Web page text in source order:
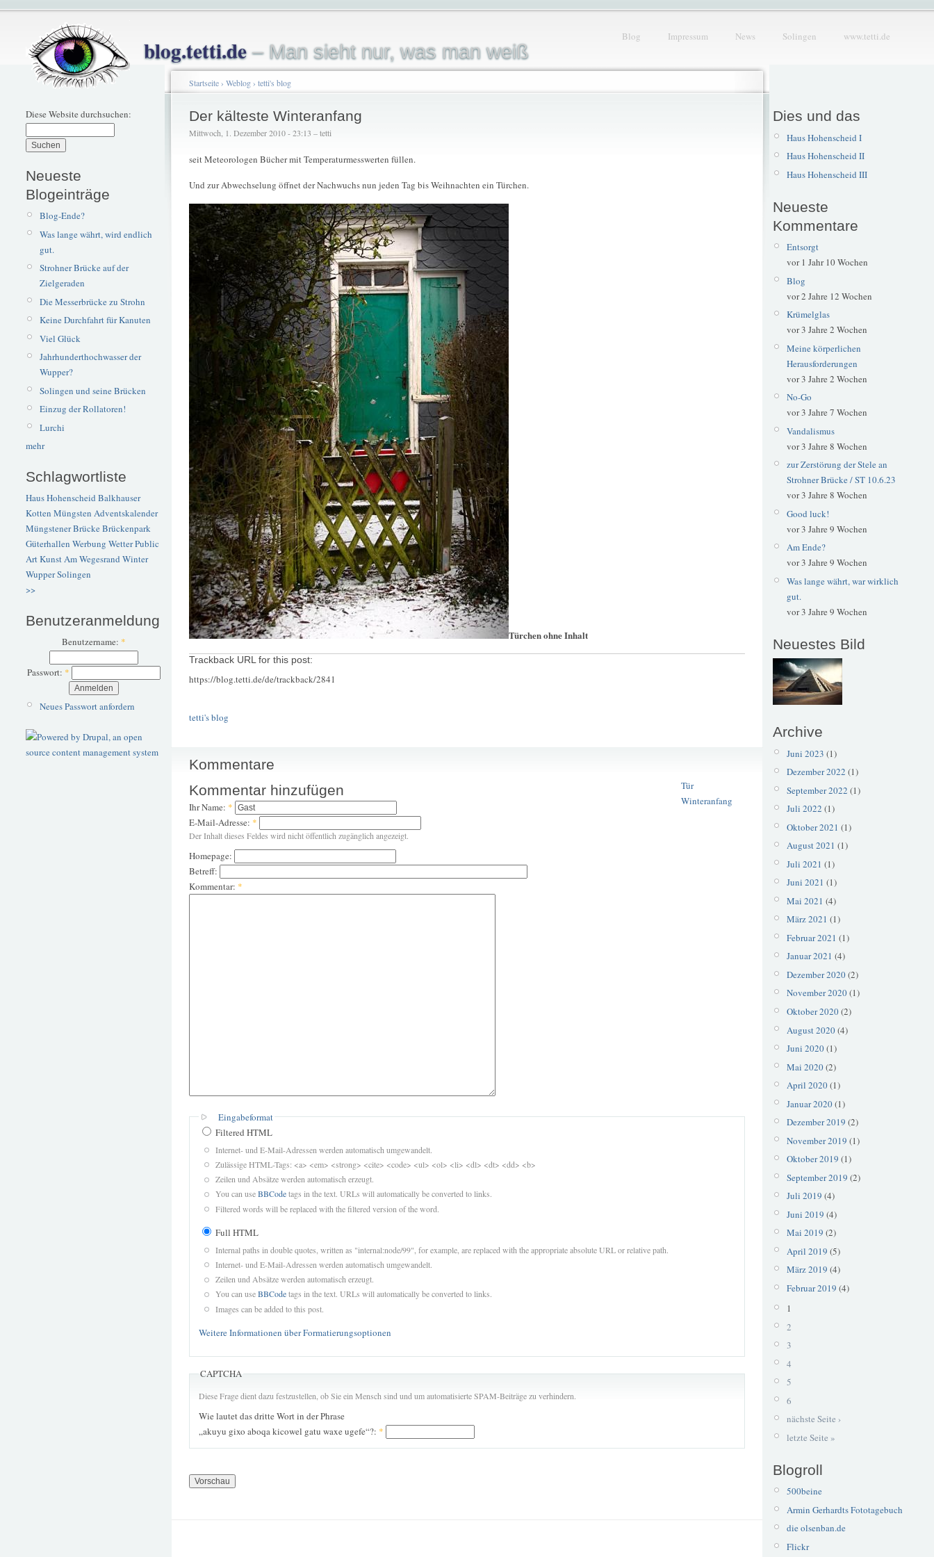
blog.tetti.de– Man sieht nur, was man weiß
Blog Impressum News Solingen www.tetti.de
Diese Website durchsuchen:
Neueste
Blogeinträge
Blog-Ende?
Was lange währt, wird endlich
gut.
Strohner Brücke auf der
Zielgeraden
Die Messerbrücke zu Strohn
Keine Durchfahrt für Kanuten
Viel Glück
Jahrhunderthochwasser der
Wupper?
Solingen und seine Brücken
Einzug der Rollatoren!
Lurchi
mehr
Schlagwortliste
Haus Hohenscheid Balkhauser
Kotten Müngsten Adventskalender
Müngstener BrückeBrückenpark
Güterhallen Werbung WetterPublic
ArtKunstAm Wegesrand Winter
WupperSolingen
>>
Benutzeranmeldung
Benutzername: *
Passwort: *
Neues Passwort anfordern
Startseite› Weblog› tetti's blog
Der kälteste Winteranfang
Mittwoch, 1. Dezember 2010 - 23:13 – tetti
seit Meteorologen Bücher mit Temperaturmesswerten füllen.
Und zur Abwechselung öffnet der Nachwuchs nun jeden Tag bis Weihnachten ein Türchen.
Türchen ohne Inhalt
Trackback URL for this post:
https://blog.tetti.de/de/trackback/2841
tetti's blog
Tür
Winteranfang
Kommentare
Kommentar hinzufügen
Ihr Name: *
E-Mail-Adresse: *
Der Inhalt dieses Feldes wird nicht öffentlich zugänglich angezeigt.
Homepage:
Betreff:
Kommentar: *
Eingabeformat
Filtered HTML
Internet- und E-Mail-Adressen werden automatisch umgewandelt.
Zulässige HTML-Tags: <a> <em> <strong> <cite> <code> <ul> <ol> <li> <dl> <dt> <dd> <b>
Zeilen und Absätze werden automatisch erzeugt.
You can useBBCodetags in the text. URLs will automatically be converted to links.
Filtered words will be replaced with the filtered version of the word.
Full HTML
Internal paths in double quotes, written as "internal:node/99", for example, are replaced with the appropriate absolute URL or relative path.
Internet- und E-Mail-Adressen werden automatisch umgewandelt.
Zeilen und Absätze werden automatisch erzeugt.
You can useBBCodetags in the text. URLs will automatically be converted to links.
Images can be added to this post.
Weitere Informationen über Formatierungsoptionen
CAPTCHA
Diese Frage dient dazu festzustellen, ob Sie ein Mensch sind und um automatisierte SPAM-Beiträge zu verhindern.
Wie lautet das dritte Wort in der Phrase
„akuyu gixo aboqa kicowel gatu waxe ugefe“?: *
Dies und das
Haus Hohenscheid I
Haus Hohenscheid II
Haus Hohenscheid III
Neueste
Kommentare
Entsorgt
vor 1 Jahr 10 Wochen
Blog
vor 2 Jahre 12 Wochen
Krümelglas
vor 3 Jahre 2 Wochen
Meine körperlichen
Herausforderungen
vor 3 Jahre 2 Wochen
No-Go
vor 3 Jahre 7 Wochen
Vandalismus
vor 3 Jahre 8 Wochen
zur Zerstörung der Stele an
Strohner Brücke / ST 10.6.23
vor 3 Jahre 8 Wochen
Good luck!
vor 3 Jahre 9 Wochen
Am Ende?
vor 3 Jahre 9 Wochen
Was lange währt, war wirklich
gut.
vor 3 Jahre 9 Wochen
Neuestes Bild
Archive
Juni 2023 (1)
Dezember 2022 (1)
September 2022 (1)
Juli 2022 (1)
Oktober 2021 (1)
August 2021 (1)
Juli 2021 (1)
Juni 2021 (1)
Mai 2021 (4)
März 2021 (1)
Februar 2021 (1)
Januar 2021 (4)
Dezember 2020(2)
November 2020(1)
Oktober 2020(2)
August 2020(4)
Juni 2020(1)
Mai 2020(2)
April 2020(1)
Januar 2020(1)
Dezember 2019 (2)
November 2019 (1)
Oktober 2019 (1)
September 2019 (2)
Juli 2019 (4)
Juni 2019 (4)
Mai 2019 (2)
April 2019 (5)
März 2019 (4)
Februar 2019 (4)
1
2
3
4
5
6
nächste Seite ›
letzte Seite »
Blogroll
500beine
Armin Gerhardts Fototagebuch
die olsenban.de
Flickr